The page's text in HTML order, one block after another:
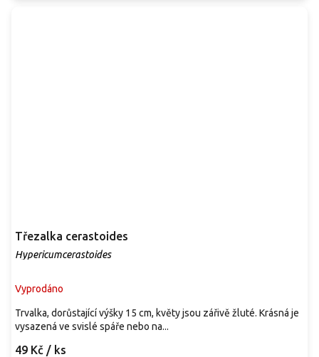
Třezalka cerastoides
Hypericumcerastoides
Vyprodáno
49 Kč / ks
Trvalka, dorůstající výšky 15 cm, květy jsou zářivě žluté. Krásná je
vysazená ve svislé spáře nebo na...